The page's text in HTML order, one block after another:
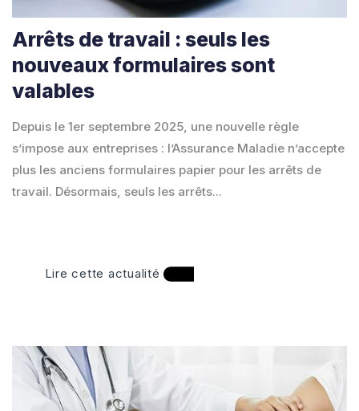
Arrêts de travail : seuls les
nouveaux formulaires sont
valables
Depuis le 1er septembre 2025, une nouvelle règle
s’impose aux entreprises : l’Assurance Maladie n’accepte
plus les anciens formulaires papier pour les arrêts de
travail. Désormais, seuls les arrêts...
Lire cette actualité